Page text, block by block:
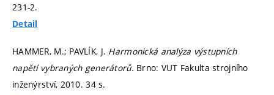
231-2.
Detail
HAMMER, M.; PAVLÍK, J. Harmonická analýza výstupních
napětí vybraných generátorů. Brno: VUT Fakulta strojního
inženýrství, 2010. 34 s.